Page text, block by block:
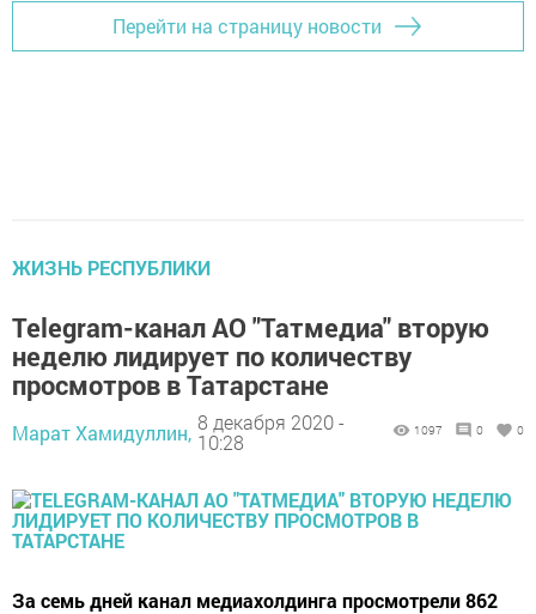
Перейти на страницу новости
ЖИЗНЬ РЕСПУБЛИКИ
Telegram-канал АО "Татмедиа" вторую
неделю лидирует по количеству
просмотров в Татарстане
Марат Хамидуллин, 8 декабря 2020 -
10:28
1097 0 0
За семь дней канал медиахолдинга просмотрели 862